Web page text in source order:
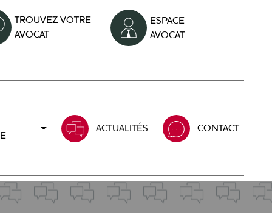
TROUVEZ VOTRE
AVOCAT
ESPACE
AVOCAT
ACTUALITÉS CONTACT